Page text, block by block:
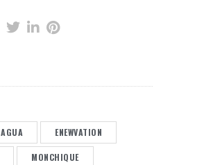
AGUA ENEWVATION
MONCHIQUE